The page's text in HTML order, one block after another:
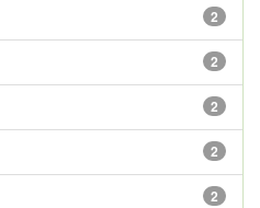
2
2
2
2
2